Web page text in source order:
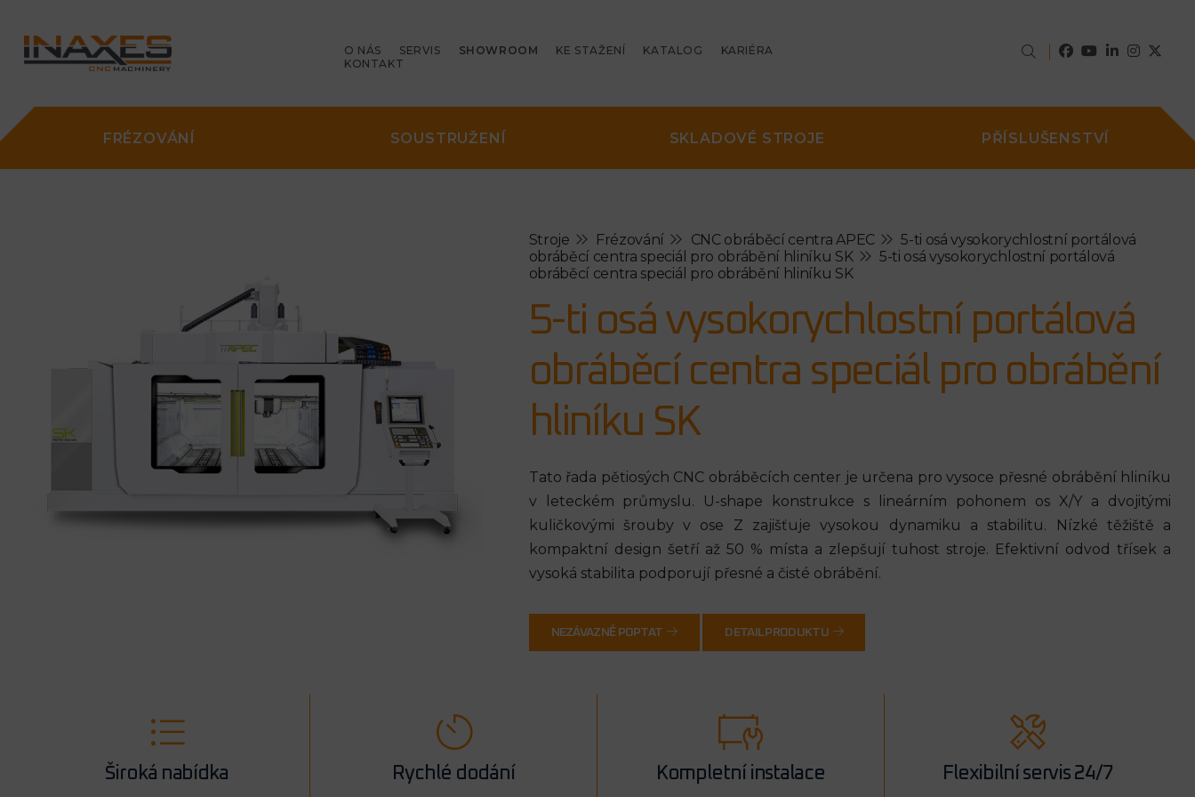
O NÁS SERVIS SHOWROOM KE STAŽENÍ KATALOG
KARIÉRA
KONTAKT
FRÉZOVÁNÍ SOUSTRUŽENÍ SKLADOVÉ STROJE PŘÍSLUŠENSTVÍ
Stroje Frézování CNC obráběcí centra APEC
5-ti osá vysokorychlostní portálová
obráběcí centra speciál pro obrábění hliníku SK
5-ti osá vysokorychlostní portálová
obráběcí centra speciál pro obrábění hliníku SK
5-ti osá vysokorychlostní portálová
obráběcí centra speciál pro obrábění
hliníku SK
Tato řada pětiosých CNC obráběcích center je určena pro vysoce přesné obrábění hliníku
v leteckém průmyslu. U-shape konstrukce s lineárním pohonem os X/Y a dvojitými
kuličkovými šrouby v ose Z zajišťuje vysokou dynamiku a stabilitu. Nízké těžiště a
kompaktní design šetří až 50 % místa a zlepšují tuhost stroje. Efektivní odvod třísek a
vysoká stabilita podporují přesné a čisté obrábění.
NEZÁVAZNĚ POPTAT DETAIL PRODUKTU
Široká nabídka Rychlé dodání Kompletní instalace Flexibilní servis 24/7